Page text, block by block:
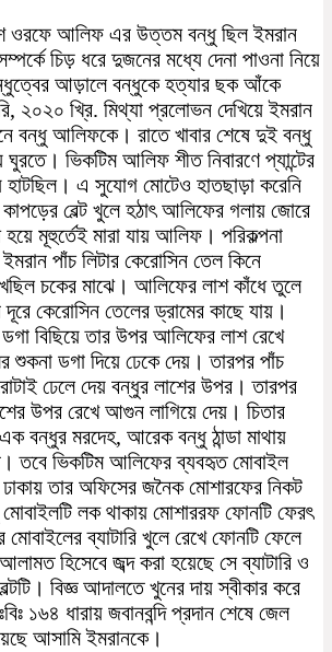
ওরফে আলিফ এর উত্তম বন্ধু ছিল ইমরান
চিড় ধরে দুজনের মধ্যে দেনা পাওনা নিয়ে
আড়ালে বন্ধুকে হত্যার ছক আঁকে
২০২০ খ্রি. মিথ্যা প্রলোভন দেখিয়ে ইমরান
বন্ধু আলিফকে। রাতে খাবার শেষে দুই বন্ধু
ঘুরতে। ভিকটিম আলিফ শীত নিবারণে প্যান্টের
হাটছিল। এ সুযোগ মোটেও হাতছাড়া করেনি
বেল্ট খুলে হঠাৎ আলিফের গলায় জোরে
মূহুর্তে‌ই মারা যায় আলিফ। পরিকল্পনা
পাঁচ লিটার কেরোসিন তেল কিনে
চকের মাঝে। আলিফের লাশ কাঁধে তুলে
দূরে কেরোসিন তেলের ড্রামের কাছে যায়।
বিছিয়ে তার উপর আলিফের লাশ রেখে
ডগা দিয়ে ঢেকে দেয়। তারপর পাঁচ
ঢেলে দেয় বন্ধুর লাশের উপর। তারপর
উপর রেখে আগুন লাগিয়ে দেয়। চিতার
বন্ধুর মরদেহ, আরেক বন্ধু ঠান্ডা মাথায়
তবে ভিকটিম আলিফের ব্যবহৃত মোবাইল
তার অফিসের জনৈক মোশারফের নিকট
লক থাকায় মোশাররফ ফোনটি ফেরৎ
ব্যাটারি খুলে রেখে ফোনটি ফেলে
হিসেবে জব্দ করা হয়েছে সে ব্যাটারি ও
বিজ্ঞ আদালতে খুনের দায় স্বীকার করে
১৬৪ ধারায় জবানবন্দি প্রদান শেষে জেল
আসামি ইমরানকে।